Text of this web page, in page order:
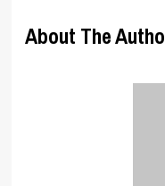
About The